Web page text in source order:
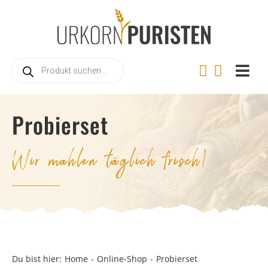
search
Probierset
Wir mahlen täglich frisch!
Du bist hier: Home Online-Shop Probierset